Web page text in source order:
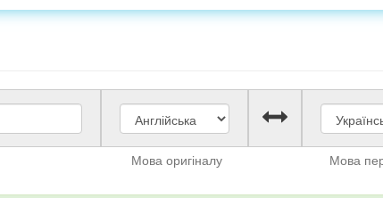
Мова оригіналу Мова